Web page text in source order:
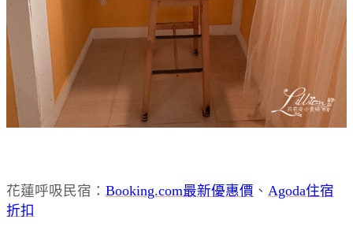
花蓮呼吸民宿： Booking.com最新優惠價 、 Agoda住宿
折扣